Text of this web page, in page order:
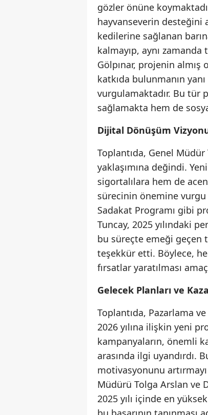
gözler önüne
hayvanseverin desteğini
kedilerine sağlanan
kalmayıp, aynı zamanda
Gölpınar, projenin
katkıda bulunmanın
vurgulamaktadır. Bu tür
sağlamakta hem de
Dijital Dönüşüm
Toplantıda, Genel
yaklaşımına değindi.
sigortalılara hem de
sürecinin önemine vurgu
Sadakat Programı gibi
Tuncay, 2025 yılındaki
bu süreçte emeği geçen
teşekkür etti. Böylece,
fırsatlar yaratılması
Gelecek Planları ve
Toplantıda, Pazarlama
2026 yılına ilişkin yeni
kampanyaların, önemli
arasında ilgi uyandırdı.
motivasyonunu
Müdürü Tolga Arslan ve
2025 yılı içinde en